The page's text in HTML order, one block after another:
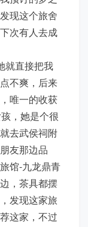
现这个旅舍
次有人去成
就直接把我
不爽，后来
唯一的收获
，她是个很
去武侯祠附
友那边品
馆-九龙鼎青
，茶具都摆
发现这家旅
这家，不过